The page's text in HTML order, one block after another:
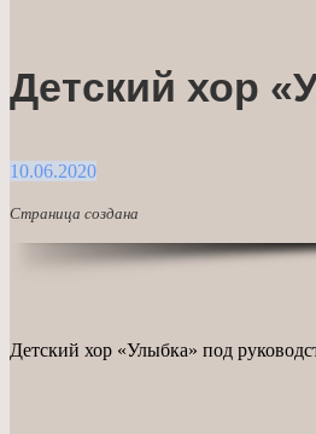
Детский хор
10.06.2020
Страница создана
Детский хор «Улыбка» под